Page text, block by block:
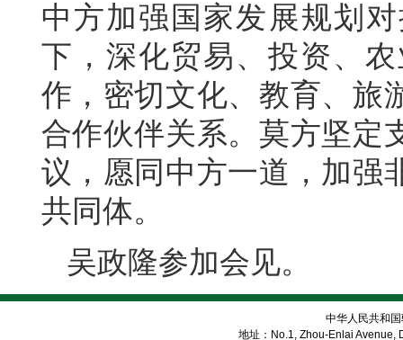
中方加强国家发展规划
下，深化贸易、投资、
作，密切文化、教育、旅
合作伙伴关系。莫方坚定
议，愿同中方一道，加强
共同体。
吴政隆参加会见。
中华人民共和
地址：No.1, Zhou-Enlai Avenue,